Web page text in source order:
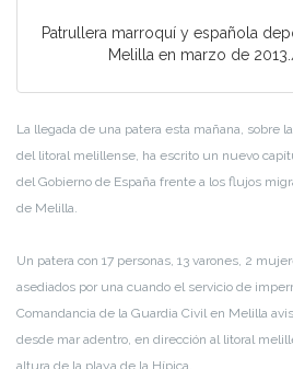
Patrullera marroquí y española
Melilla en marzo de
La llegada de una patera esta mañana, sobre
del litoral melillense, ha escrito un nuevo
del Gobierno de España frente a los flujos
de Melilla.
Un patera con 17 personas, 13 varones, 2
asediados por una cuando el servicio de
Comandancia de la Guardia Civil en Melilla
desde mar adentro, en dirección al litoral
altura de la playa de la Hípica.